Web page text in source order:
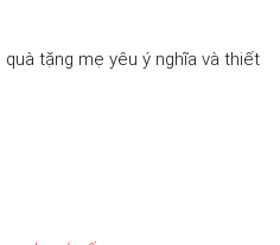
quà tặng mẹ yêu ý nghĩa và thiết